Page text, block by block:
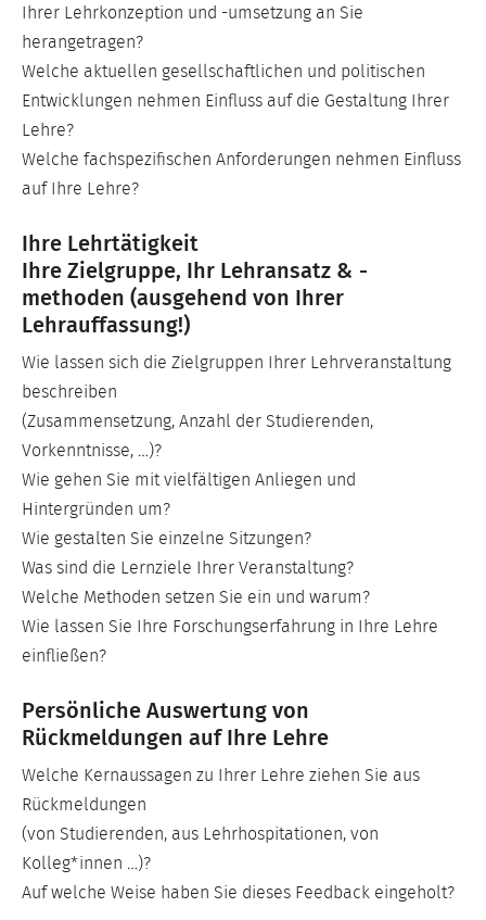
Ihrer Lehrkonzeption und -umsetzung an Sie
herangetragen?
Welche aktuellen gesellschaftlichen und politischen
Entwicklungen nehmen Einfluss auf die Gestaltung Ihrer
Lehre?
Welche fachspezifischen Anforderungen nehmen Einfluss
auf Ihre Lehre?
Ihre Lehrtätigkeit
Ihre Zielgruppe, Ihr Lehransatz & -
methoden (ausgehend von Ihrer
Lehrauffassung!)
Wie lassen sich die Zielgruppen Ihrer Lehrveranstaltung
beschreiben
(Zusammensetzung, Anzahl der Studierenden,
Vorkenntnisse, …)?
Wie gehen Sie mit vielfältigen Anliegen und
Hintergründen um?
Wie gestalten Sie einzelne Sitzungen?
Was sind die Lernziele Ihrer Veranstaltung?
Welche Methoden setzen Sie ein und warum?
Wie lassen Sie Ihre Forschungserfahrung in Ihre Lehre
einfließen?
Persönliche Auswertung von
Rückmeldungen auf Ihre Lehre
Welche Kernaussagen zu Ihrer Lehre ziehen Sie aus
Rückmeldungen
(von Studierenden, aus Lehrhospitationen, von
Kolleg*innen …)?
Auf welche Weise haben Sie dieses Feedback eingeholt?